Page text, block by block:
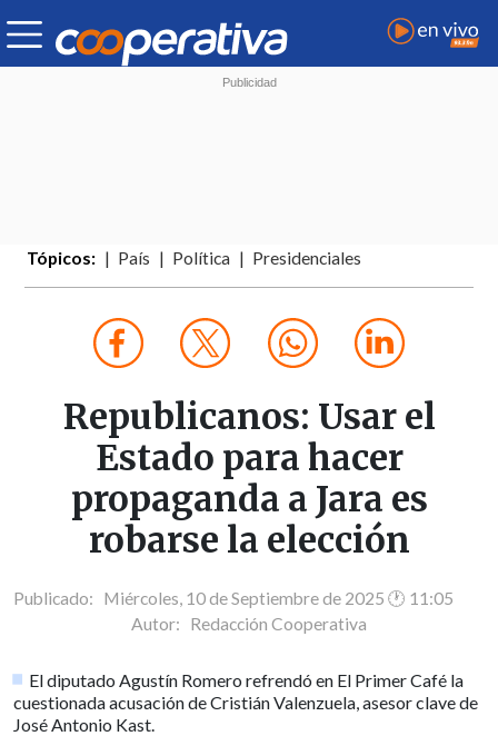
Tópicos: País Política Presidenciales
Republicanos: Usar el
Estado para hacer
propaganda a Jara es
robarse la elección
Publicado: Miércoles, 10 de Septiembre de 2025 🕐 11:05
Autor: Redacción Cooperativa
El diputado Agustín Romero refrendó en El Primer Café la
cuestionada acusación de Cristián Valenzuela, asesor clave de
José Antonio Kast.